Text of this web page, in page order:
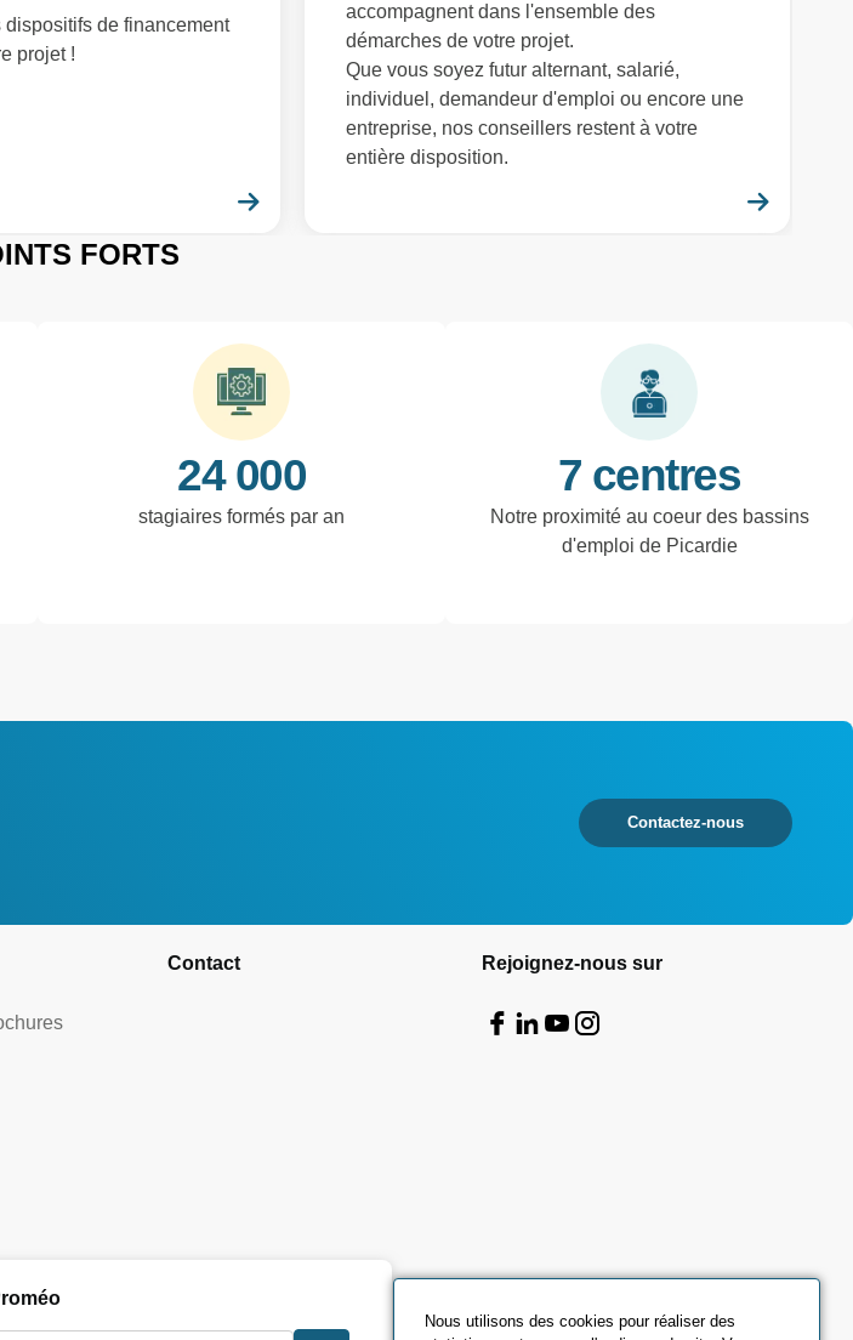
dispositifs de financement
projet !
accompagnent dans l'ensemble des
démarches de votre projet.
Que vous soyez futur alternant, salarié,
individuel, demandeur d'emploi ou encore une
entreprise, nos conseillers restent à votre
entière disposition.
FORTS
24 000
stagiaires formés par an
7 centres
Notre proximité au coeur des bassins
d'emploi de Picardie
Contactez-nous
Contact Rejoignez-nous sur
Nous utilisons des cookies pour réaliser des